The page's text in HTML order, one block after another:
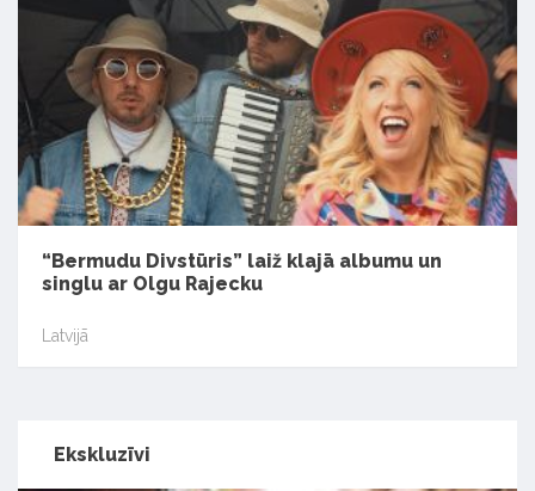
“Bermudu Divstūris” laiž klajā albumu un
singlu ar Olgu Rajecku
Latvijā
Ekskluzīvi